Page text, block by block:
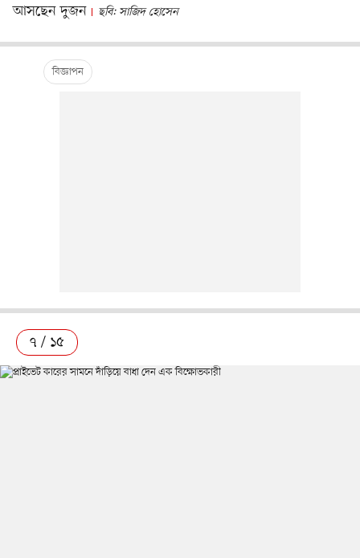
আসছেন দুজন
ছবি: সাজিদ হোসেন
৭ / ১৫